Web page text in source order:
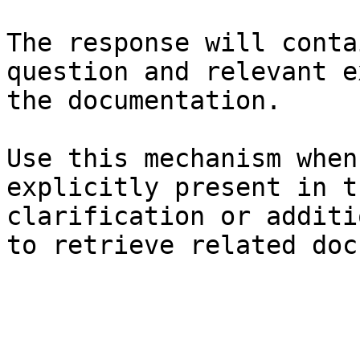
The response will
question and relevant
the documentation.
Use this mechanism
explicitly present in
clarification or